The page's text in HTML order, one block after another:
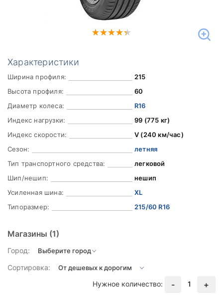
Характеристики
Ширина профиля:
215
Высота профиля:
60
Диаметр колеса:
R16
Индекс нагрузки:
99 (775 кг)
Индекс скорости:
V (240 км/час)
Сезон:
летняя
Тип транспортного средства:
легковой
Шип/нешип:
нешип
Усиленная шина:
XL
Типоразмер:
215/60 R16
Магазины (1)
Город:
Сортировка:
Нужное количество:
- 1 +